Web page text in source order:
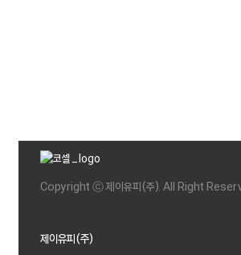
Copyright ⓒ 제이유피(주). All Right
제이유피(주)